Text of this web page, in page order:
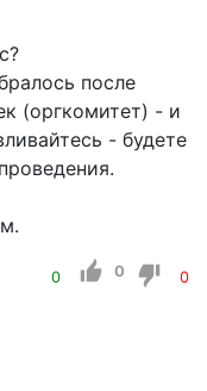
после
(оргкомитет) - и
- будете
0 0 0